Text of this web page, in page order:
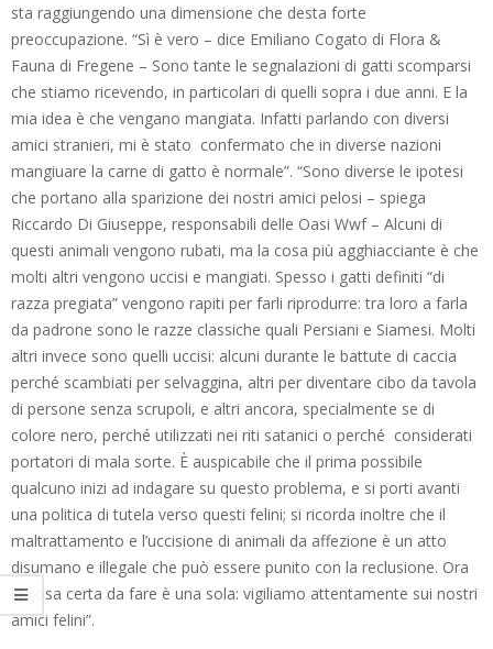
sta raggiungendo una dimensione che desta forte
preoccupazione. “Sì è vero – dice Emiliano Cogato di Flora &
Fauna di Fregene – Sono tante le segnalazioni di gatti scomparsi
che stiamo ricevendo, in particolari di quelli sopra i due anni. E la
mia idea è che vengano mangiata. Infatti parlando con diversi
amici stranieri, mi è stato confermato che in diverse nazioni
mangiuare la carne di gatto è normale”. “Sono diverse le ipotesi
che portano alla sparizione dei nostri amici pelosi – spiega
Riccardo Di Giuseppe, responsabili delle Oasi Wwf – Alcuni di
questi animali vengono rubati, ma la cosa più agghiacciante è che
molti altri vengono uccisi e mangiati. Spesso i gatti definiti “di
razza pregiata” vengono rapiti per farli riprodurre: tra loro a farla
da padrone sono le razze classiche quali Persiani e Siamesi. Molti
altri invece sono quelli uccisi: alcuni durante le battute di caccia
perché scambiati per selvaggina, altri per diventare cibo da tavola
di persone senza scrupoli, e altri ancora, specialmente se di
colore nero, perché utilizzati nei riti satanici o perché considerati
portatori di mala sorte. È auspicabile che il prima possibile
qualcuno inizi ad indagare su questo problema, e si porti avanti
una politica di tutela verso questi felini; si ricorda inoltre che il
maltrattamento e l’uccisione di animali da affezione è un atto
disumano e illegale che può essere punito con la reclusione. Ora
la cosa certa da fare è una sola: vigiliamo attentamente sui nostri
amici felini”.